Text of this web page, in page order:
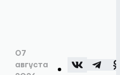
07
августа